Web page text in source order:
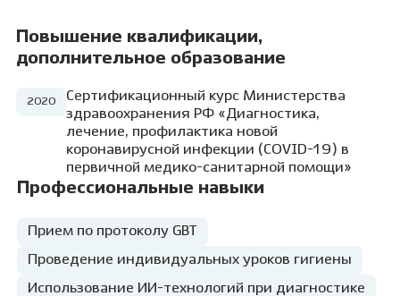
Повышение квалификации,
дополнительное образование
2020
Сертификационный курс Министерства
здравоохранения РФ «Диагностика,
лечение, профилактика новой
коронавирусной инфекции (COVID-19) в
первичной медико-санитарной помощи»
Профессиональные навыки
Прием по протоколу GBT
Проведение индивидуальных уроков гигиены
Использование ИИ-технологий при диагностике